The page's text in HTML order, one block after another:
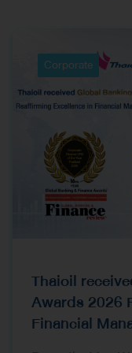
Corporate
Thaioil
Awards 2026
Financial